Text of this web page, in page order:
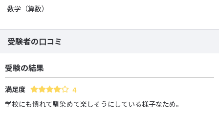
数学（算数）
受験者の口コミ
受験の結果
満足度
4
学校にも慣れて馴染めて楽しそうにしている様子なため。